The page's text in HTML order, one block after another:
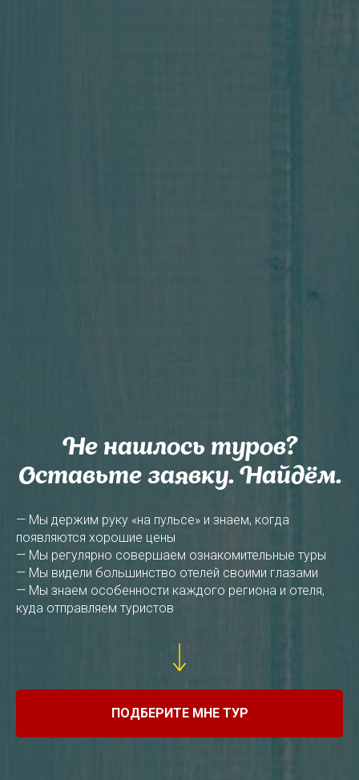
Не нашлось туров?
Оставьте заявку. Найдём.
— Мы держим руку «на пульсе» и знаем, когда
появляются хорошие цены
— Мы регулярно совершаем ознакомительные туры
— Мы видели большинство отелей своими глазами
— Мы знаем особенности каждого региона и отеля,
куда отправляем туристов
ПОДБЕРИТЕ МНЕ ТУР